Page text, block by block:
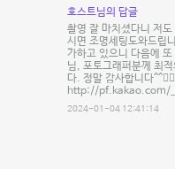
호스트님의 답글
촬영 잘 마치셨다니 저
시면 조명세팅도와드립
가하고 있으니 다음에
님, 포토그래퍼분께 최
다. 정말 감사합니다
http://pf.kakao.com/
2024-01-04 12:41:14